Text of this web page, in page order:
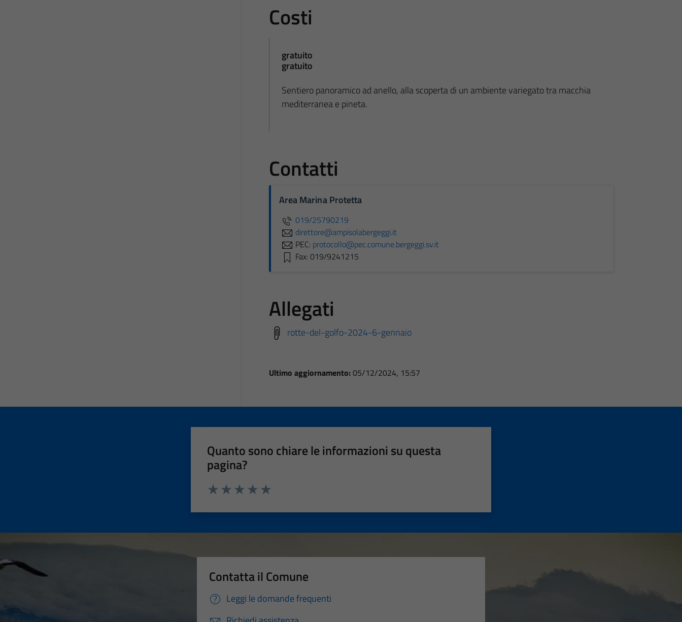
Costi
gratuito
gratuito
Sentiero panoramico ad anello, alla scoperta di un ambiente variegato tra macchia
mediterranea e pineta.
Contatti
Area Marina Protetta
019/25790219
direttore@ampisolabergeggi.it
PEC: protocollo@pec.comune.bergeggi.sv.it
Fax: 019/9241215
Allegati
rotte-del-golfo-2024-6-gennaio
Ultimo aggiornamento: 05/12/2024, 15:57
Quanto sono chiare le informazioni su questa
pagina?
Contatta il Comune
Leggi le domande frequenti